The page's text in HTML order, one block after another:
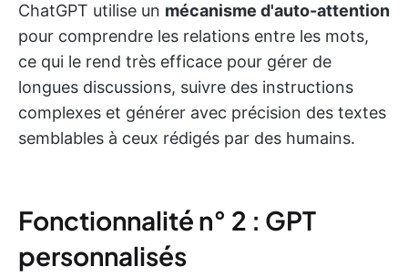
ChatGPT utilise un mécanisme d'auto-attention
pour comprendre les relations entre les mots,
ce qui le rend très efficace pour gérer de
longues discussions, suivre des instructions
complexes et générer avec précision des textes
semblables à ceux rédigés par des humains.
Fonctionnalité n° 2 : GPT
personnalisés